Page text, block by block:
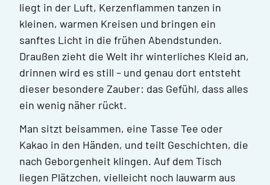
liegt in der Luft, Kerzenflammen tanzen in
kleinen, warmen Kreisen und bringen ein
sanftes Licht in die frühen Abendstunden.
Draußen zieht die Welt ihr winterliches Kleid an,
drinnen wird es still – und genau dort entsteht
dieser besondere Zauber: das Gefühl, dass alles
ein wenig näher rückt.
Man sitzt beisammen, eine Tasse Tee oder
Kakao in den Händen, und teilt Geschichten, die
nach Geborgenheit klingen. Auf dem Tisch
liegen Plätzchen, vielleicht noch lauwarm aus